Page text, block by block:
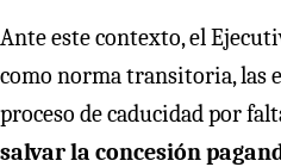
Ante este contexto, el
como norma transitoria, las
proceso de caducidad por
salvar la concesión